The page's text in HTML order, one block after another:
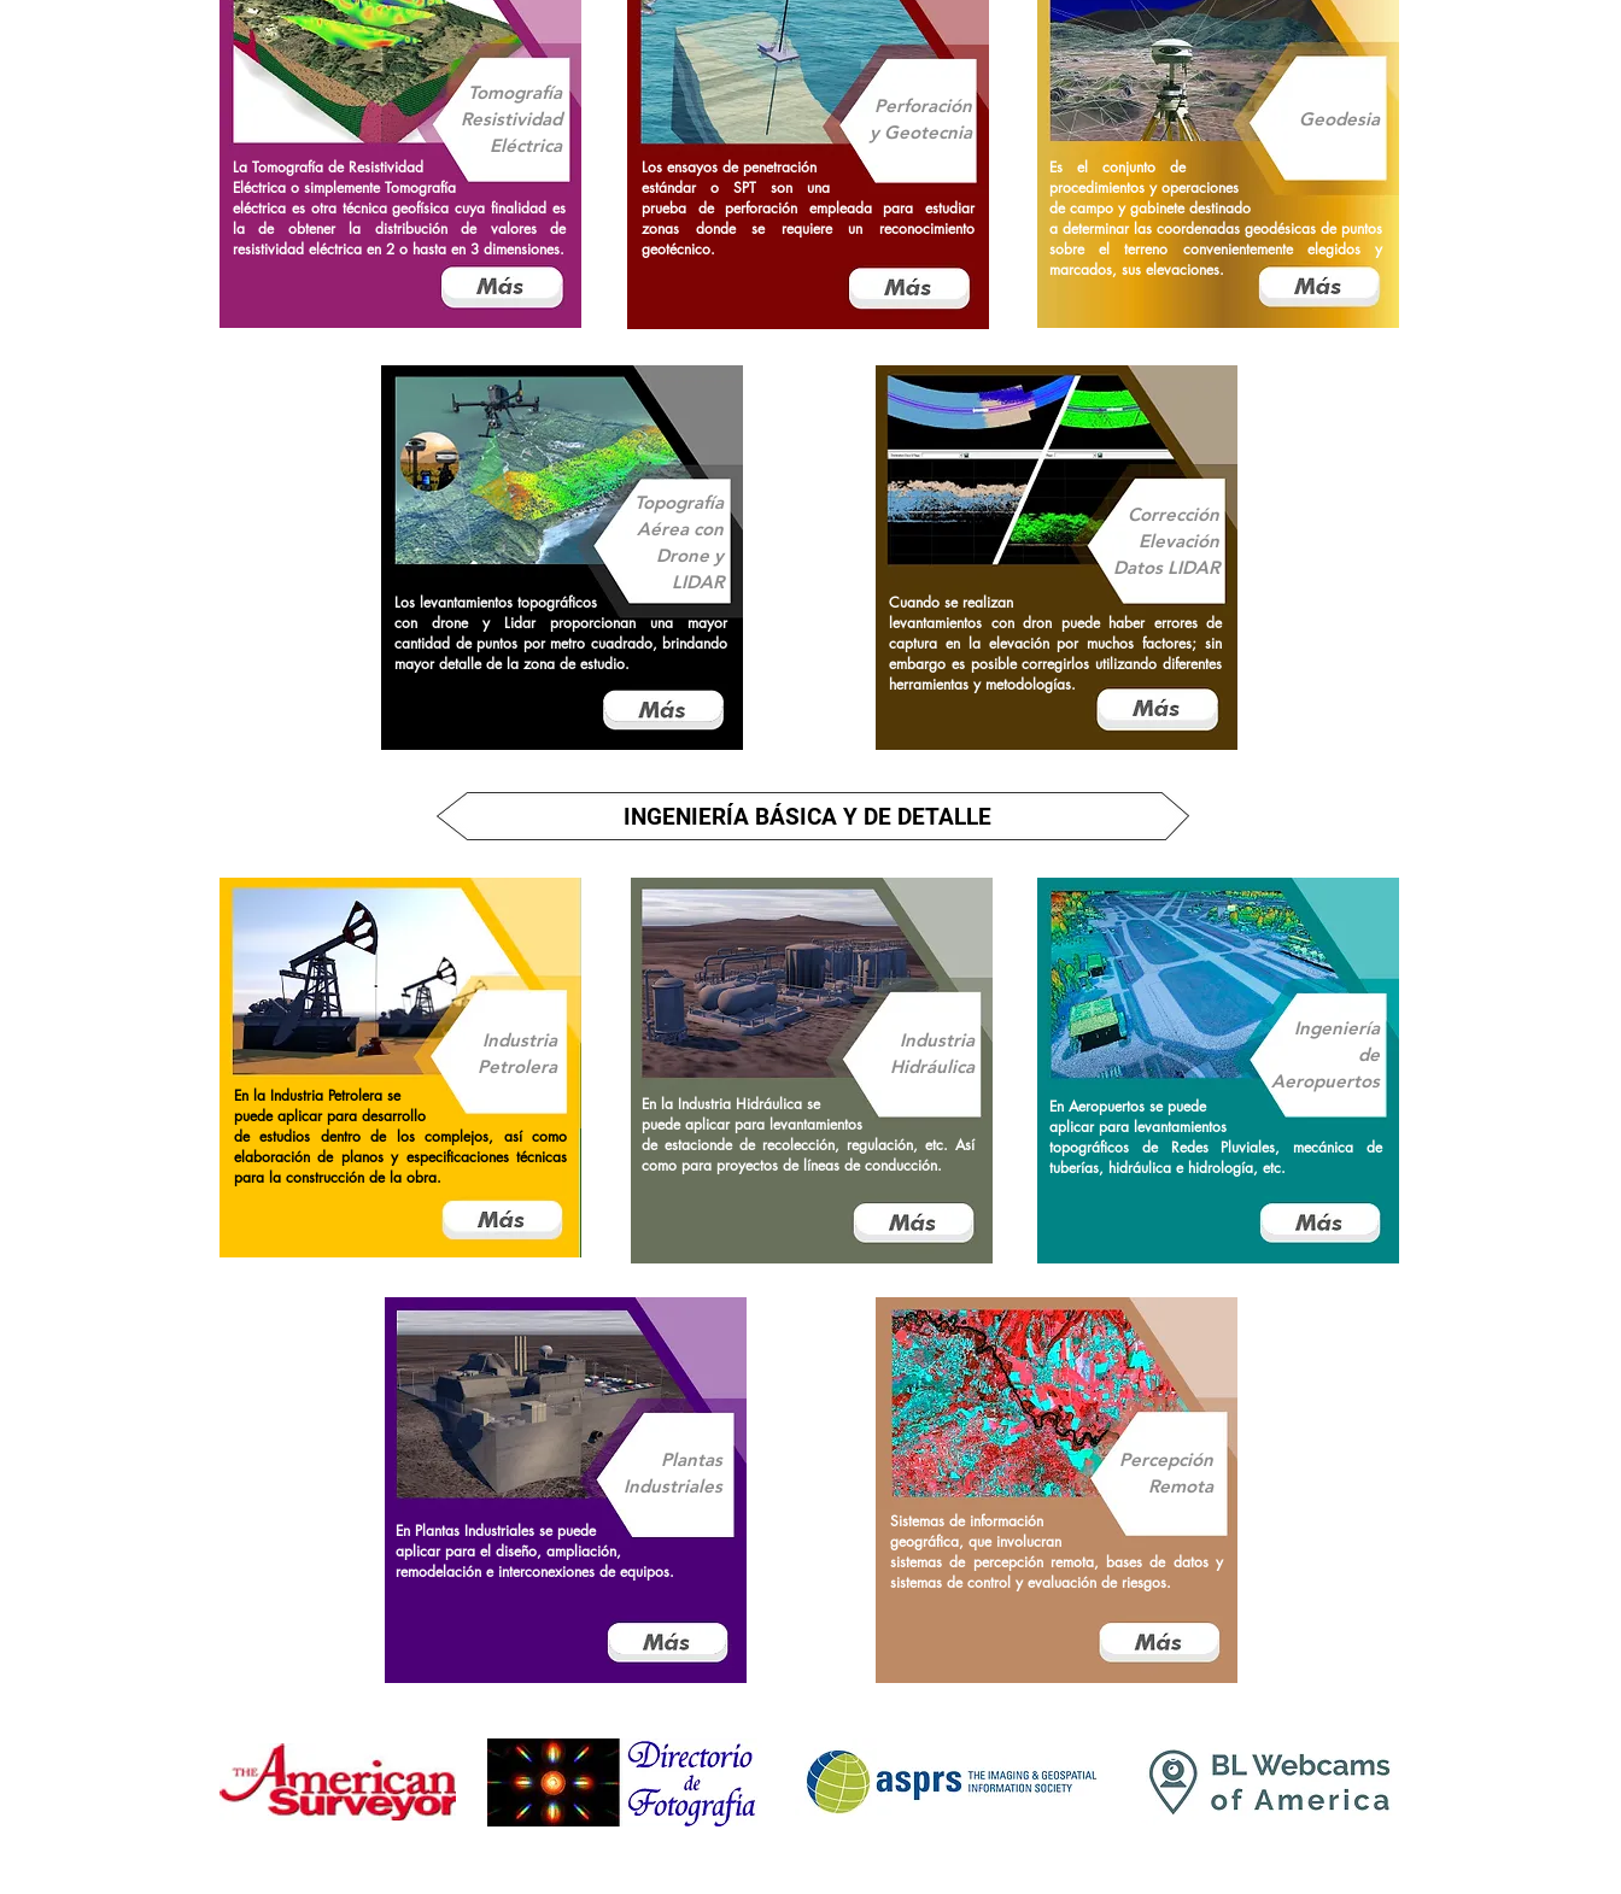
Tomografía
Resistividad
Eléctrica
La Tomografía de Resistividad
Eléctrica o simplemente Tomografía
eléctrica es otra técnica geofísica cuya finalidad es
la de obtener la distribución de valores de
resistividad eléctrica en 2 o hasta en 3 dimensiones.
Perforación
y Geotecnia
Los ensayos de penetración
estándar o SPT son una
prueba de perforación empleada para estudiar
zonas donde se requiere un reconocimiento
geotécnico.
Geodesia
Es el conjunto de
procedimientos y operaciones
de campo y gabinete destinado
a determinar las coordenadas geodésicas de puntos
sobre el terreno convenientemente elegidos y
marcados, sus elevaciones.
Topografía
Aérea con
Drone y
LIDAR
Los levantamientos topográficos
con drone y Lidar proporcionan una mayor
cantidad de puntos por metro cuadrado, brindando
mayor detalle de la zona de estudio.
Corrección
Elevación
Datos LIDAR
Cuando se realizan
levantamientos con dron puede haber errores de
captura en la elevación por muchos factores; sin
embargo es posible corregirlos utilizando diferentes
herramientas y metodologías.
INGENIERÍA BÁSICA Y DE DETALLE
Industria
Petrolera
En la Industria Petrolera se
puede aplicar para desarrollo
de estudios dentro de los complejos, así como
elaboración de planos y especificacionestécnicas
para la construcción de la obra.
Industria
Hidráulica
En la Industria Hidráulica se
puede aplicar para levantamientos
de estacionde de recolección, regulación, etc. Así
como para proyectos de líneas de conducción.
Ingeniería
de
Aeropuertos
En Aeropuertos se puede
aplicar para levantamientos
topográficos de Redes Pluviales, mecánica de
tuberías, hidráulica e hidrología, etc.
Plantas
Industriales
En Plantas Industriales se puede
aplicar para el diseño, ampliación,
remodelación e interconexiones de equipos.
Percepción
Remota
Sistemas de información
geográfica, que involucran
sistemas de percepción remota, bases de datos y
sistemas de control y evaluación de riesgos.